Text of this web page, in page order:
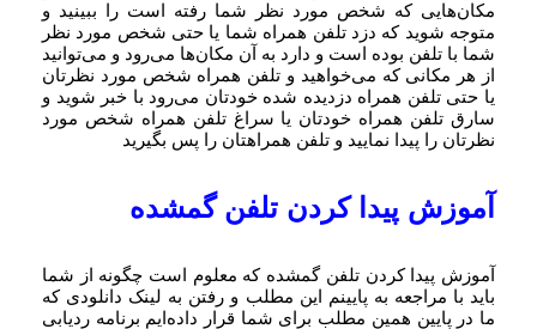
مکان‌هایی که شخص مورد نظر شما رفته است را ببینید و
متوجه شوید که دزد تلفن همراه شما یا حتی شخص مورد نظر
شما با تلفن بوده است و دارد به آن مکان‌ها می‌رود و می‌توانید
از هر مکانی که می‌خواهید و تلفن همراه شخص مورد نظرتان
یا حتی تلفن همراه دزدیده شده خودتان می‌رود با خبر شوید و
سارق تلفن همراه خودتان یا سراغ تلفن همراه شخص مورد
نظرتان را پیدا نمایید و تلفن همراهتان را پس بگیرید
آموزش پیدا کردن تلفن گمشده
آموزش پیدا کردن تلفن گمشده که معلوم است چگونه از شما
باید با مراجعه به پایینم این مطلب و رفتن به لینک دانلودی که
ما در پایین همین مطلب برای شما قرار داده‌ایم برنامه ردیابی